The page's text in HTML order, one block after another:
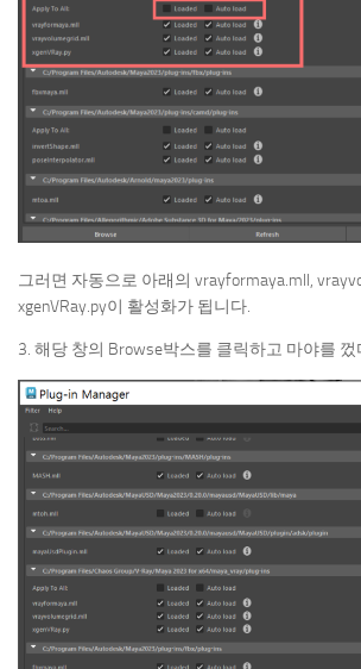
그러면 자동으로 아래의 vrayformaya.mll,
xgenVRay.py이 활성화가 됩니다.
3. 해당 창의 Browse박스를 클릭하고 마야를 껐